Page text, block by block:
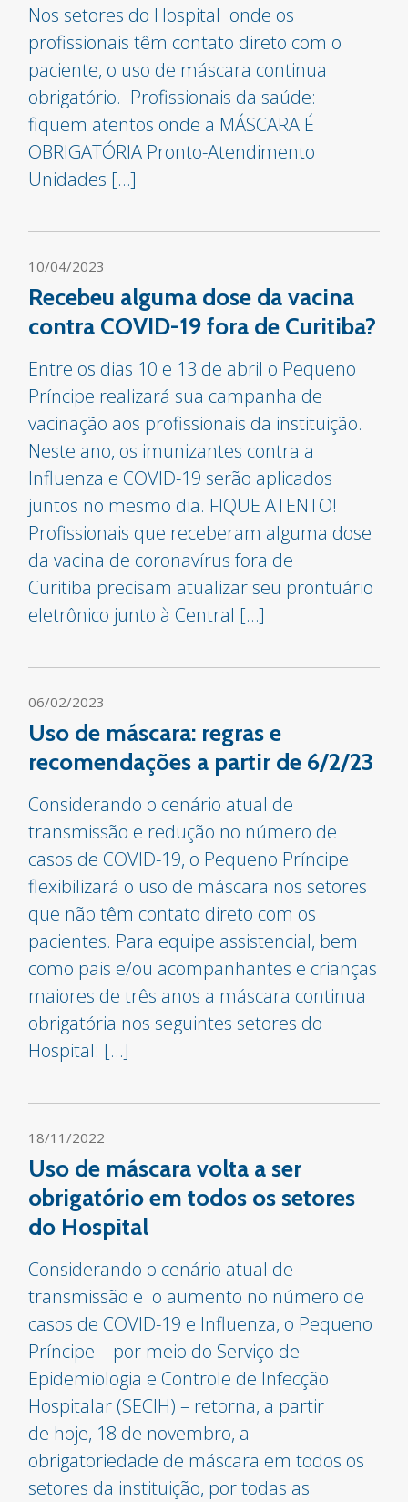
Nos setores do Hospital onde os
profissionais têm contato direto com o
paciente, o uso de máscara continua
obrigatório. Profissionais da saúde:
fiquem atentos onde a MÁSCARA É
OBRIGATÓRIA Pronto-Atendimento
Unidades […]
10/04/2023
Recebeu alguma dose da vacina
contra COVID-19 fora de Curitiba?
Entre os dias 10 e 13 de abril o Pequeno
Príncipe realizará sua campanha de
vacinação aos profissionais da instituição.
Neste ano, os imunizantes contra a
Influenza e COVID-19 serão aplicados
juntos no mesmo dia. FIQUE ATENTO!
Profissionais que receberam alguma dose
da vacina de coronavírus fora de
Curitiba precisam atualizar seu prontuário
eletrônico junto à Central […]
06/02/2023
Uso de máscara: regras e
recomendações a partir de 6/2/23
Considerando o cenário atual de
transmissão e redução no número de
casos de COVID-19, o Pequeno Príncipe
flexibilizará o uso de máscara nos setores
que não têm contato direto com os
pacientes. Para equipe assistencial, bem
como pais e/ou acompanhantes e crianças
maiores de três anos a máscara continua
obrigatória nos seguintes setores do
Hospital: […]
18/11/2022
Uso de máscara volta a ser
obrigatório em todos os setores
do Hospital
Considerando o cenário atual de
transmissão e o aumento no número de
casos de COVID-19 e Influenza, o Pequeno
Príncipe – por meio do Serviço de
Epidemiologia e Controle de Infecção
Hospitalar (SECIH) – retorna, a partir
de hoje, 18 de novembro, a
obrigatoriedade de máscara em todos os
setores da instituição, por todas as